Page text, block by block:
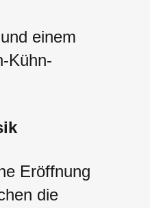
einem
Kühn-
Eröffnung
die